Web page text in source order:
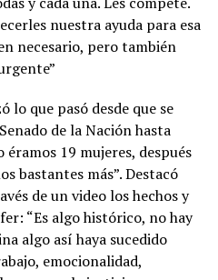
nuestra ayuda para esa
necesario, pero también
que pasó desde que se
de la Nación hasta
19 mujeres, después
bastantes más”. Destacó
de un video los hechos y
“Es algo histórico, no hay
algo así haya sucedido
emocionalidad,